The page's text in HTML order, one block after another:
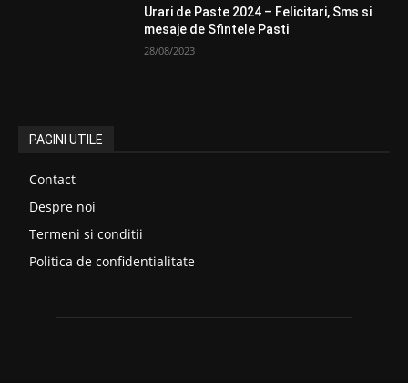
Urari de Paste 2024 – Felicitari, Sms si
mesaje de Sfintele Pasti
28/08/2023
PAGINI UTILE
Contact
Despre noi
Termeni si conditii
Politica de confidentialitate